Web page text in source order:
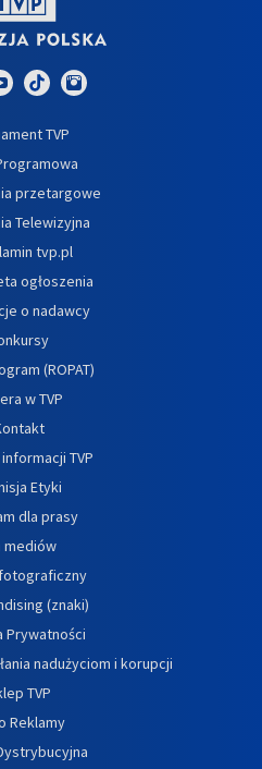
TVP
przetargowe
Telewizyjna
tvp.pl
ogłoszenia
o nadawcy
(ROPAT)
w TVP
TVP
Etyki
dla prasy
mediów
(znaki)
Prywatności
nadużyciom i korupcji
TVP
Reklamy